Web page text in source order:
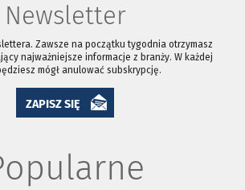
Newsletter
Zawsze na początku tygodnia otrzymasz
najważniejsze informacje z branży. W każdej
mógł anulować subskrypcję.
ZAPISZ SIĘ